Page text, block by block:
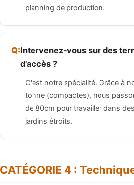
planning de production.
Intervenez-vous sur des
d'accès ?
C'est notre spécialité. Grâce à
tonne (compactes), nous
de 80cm pour travailler dans
jardins étroits.
CATÉGORIE 4 :